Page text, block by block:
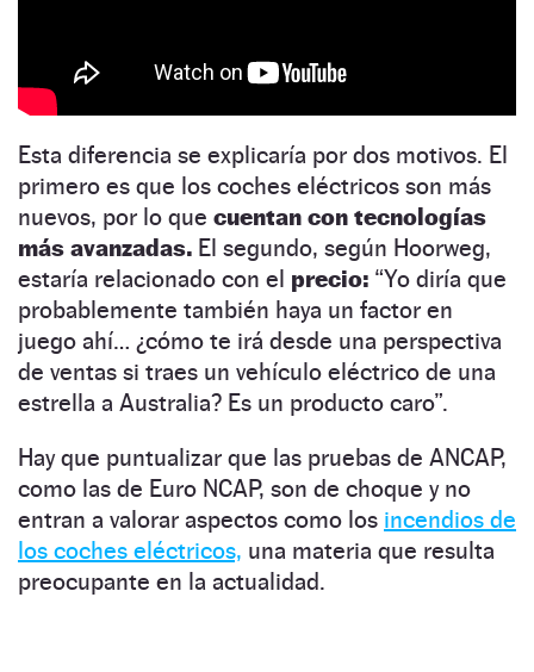
Esta diferencia se explicaría por dos motivos. El
primero es que los coches eléctricos son más
nuevos, por lo que cuentan con tecnologías
más avanzadas. El segundo, según Hoorweg,
estaría relacionado con el precio: “Yo diría que
probablemente también haya un factor en
juego ahí… ¿cómo te irá desde una perspectiva
de ventas si traes un vehículo eléctrico de una
estrella a Australia? Es un producto caro”.
Hay que puntualizar que las pruebas de ANCAP,
como las de Euro NCAP, son de choque y no
entran a valorar aspectos como los incendios de
los coches eléctricos, una materia que resulta
preocupante en la actualidad.